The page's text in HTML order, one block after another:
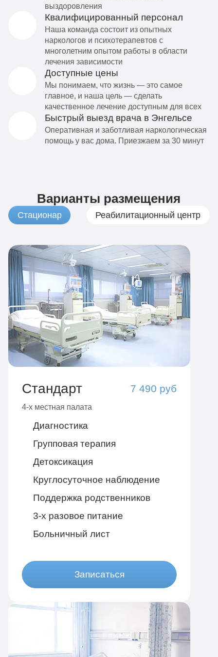
выздоровления
Квалифицированный персонал
Наша команда состоит из опытных
наркологов и психотерапевтов с
многолетним опытом работы в области
лечения зависимости
Доступные цены
Мы понимаем, что жизнь — это самое
главное, и наша цель — сделать
качественное лечение доступным для всех
Быстрый выезд врача в Энгельсе
Оперативная и заботливая наркологическая
помощь у вас дома. Приезжаем за 30 минут
Варианты размещения
Стационар Реабилитационный центр
Стандарт 7 490 руб
4-х местная палата
Диагностика
Групповая терапия
Детоксикация
Круглосуточное наблюдение
Поддержка родственников
3-х разовое питание
Больничный лист
Записаться